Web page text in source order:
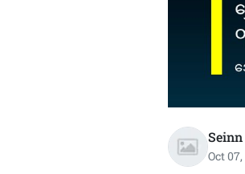
Seinn
Oct